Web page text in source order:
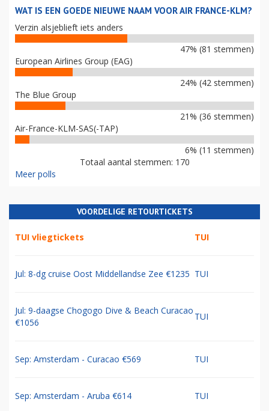
WAT IS EEN GOEDE NIEUWE NAAM VOOR AIR FRANCE-KLM?
Verzin alsjeblieft iets anders
47% (81 stemmen)
European Airlines Group (EAG)
24% (42 stemmen)
The Blue Group
21% (36 stemmen)
Air-France-KLM-SAS(-TAP)
6% (11 stemmen)
Totaal aantal stemmen: 170
Meer polls
VOORDELIGE RETOURTICKETS
TUI vliegtickets TUI
Jul: 8-dg cruise Oost Middellandse Zee €1235 TUI
Jul: 9-daagse Chogogo Dive & Beach Curacao
€1056
TUI
Sep: Amsterdam - Curacao €569 TUI
Sep: Amsterdam - Aruba €614 TUI